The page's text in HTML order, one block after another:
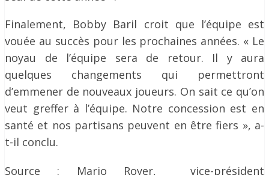
Finalement, Bobby Baril croit que l’équipe est
vouée au succès pour les prochaines années. « Le
noyau de l’équipe sera de retour. Il y aura
quelques changements qui permettront
d’emmener de nouveaux joueurs. On sait ce qu’on
veut greffer à l’équipe. Notre concession est en
santé et nos partisans peuvent en être fiers », a-
t-il conclu.
Source : Mario Royer,
vice-président